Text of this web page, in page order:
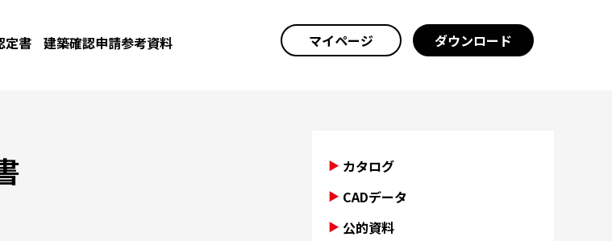
定書 建築確認申請参考資料 マイページ ダウンロード
カタログ
CADデータ
公的資料